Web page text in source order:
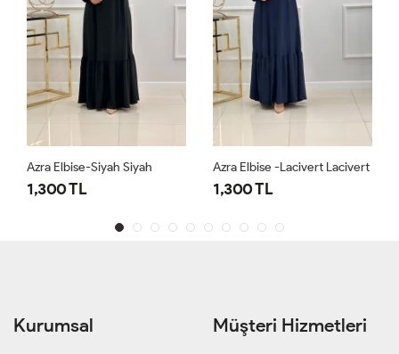
Azra Elbise-Siyah Siyah
1,300 TL
Azra Elbise -Lacivert Lacivert
1,300 TL
Kurumsal Müşteri Hizmetleri